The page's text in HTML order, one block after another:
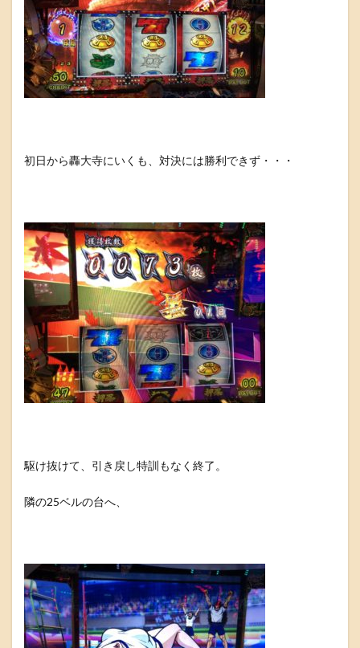
初日から轟大寺にいくも、対決には勝利できず・・・
駆け抜けて、引き戻し特訓もなく終了。
隣の25ベルの台へ、